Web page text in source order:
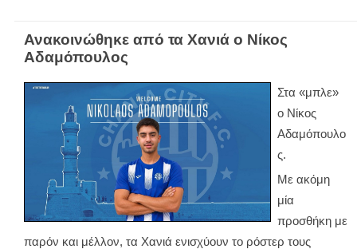
Ανακοινώθηκε από τα Χανιά ο Νίκος
Αδαμόπουλος
Στα «μπλε»
ο Νίκος
Αδαμόπουλο
ς.
Με ακόμη
μία
προσθήκη με
παρόν και μέλλον, τα Χανιά ενισχύουν το ρόστερ τους